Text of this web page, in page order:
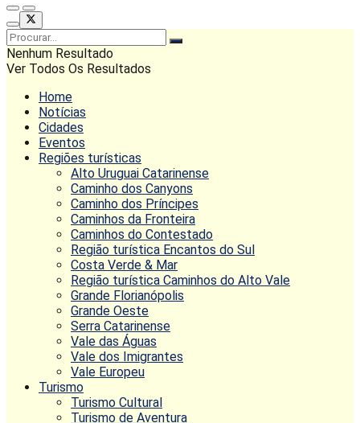
Nenhum Resultado
Ver Todos Os Resultados
Home
Notícias
Cidades
Eventos
Regiões turísticas
Alto Uruguai Catarinense
Caminho dos Canyons
Caminho dos Príncipes
Caminhos da Fronteira
Caminhos do Contestado
Região turística Encantos do Sul
Costa Verde & Mar
Região turística Caminhos do Alto Vale
Grande Florianópolis
Grande Oeste
Serra Catarinense
Vale das Águas
Vale dos Imigrantes
Vale Europeu
Turismo
Turismo Cultural
Turismo de Aventura